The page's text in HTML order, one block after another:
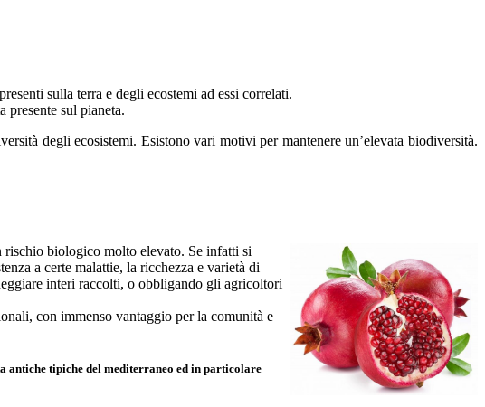
sulla terra e degli ecostemi ad essi correlati.
presente sul pianeta.
degli ecosistemi. Esistono vari motivi per mantenere un’elevata biodiversità.
rischio biologico molto elevato. Se infatti si
a certe malattie, la ricchezza e varietà di
interi raccolti, o obbligando gli agricoltori
con immenso vantaggio per la comunità e
antiche tipiche del mediterraneo ed in particolare